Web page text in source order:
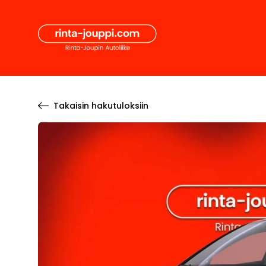
sisältöön
Takaisin hakutuloksiin